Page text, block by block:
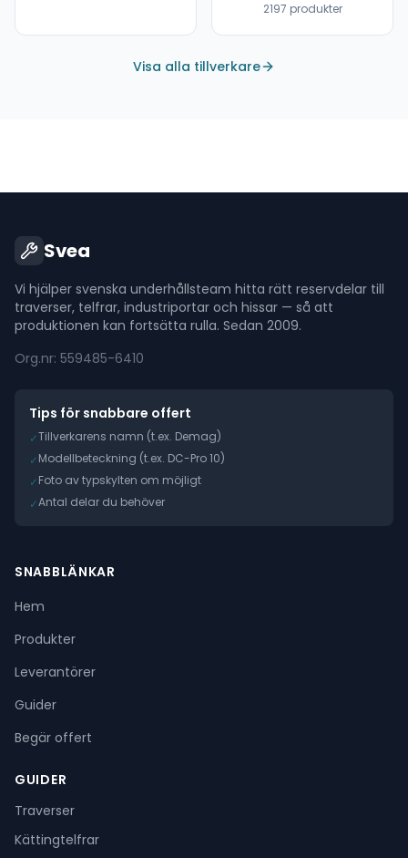
2197 produkter
Visa alla tillverkare
Svea
Vi hjälper svenska underhållsteam hitta rätt reservdelar till
traverser, telfrar, industriportar och hissar — så att
produktionen kan fortsätta rulla. Sedan 2009.
Org.nr: 559485-6410
Tips för snabbare offert
✓Tillverkarens namn (t.ex. Demag)
✓Modellbeteckning (t.ex. DC-Pro 10)
✓Foto av typskylten om möjligt
✓Antal delar du behöver
SNABBLÄNKAR
Hem
Produkter
Leverantörer
Guider
Begär offert
GUIDER
Traverser
Kättingtelfrar